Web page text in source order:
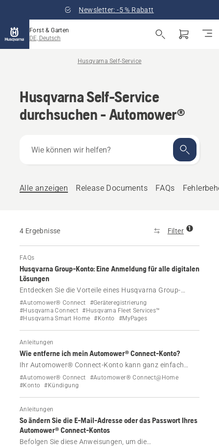
Newsletter: -5 % Rabatt
Forst & Garten
DE, Deutsch
Husqvarna Self-Service
Husqvarna Self-Service
durchsuchen - Automower®
können
Alle anzeigen
Release Documents FAQs
4 Ergebnisse Filter 1
FAQs
Husqvarna Group-Konto: Eine Anmeldung für alle digitalen
Lösungen
Entdecken Sie die Vorteile eines Husqvarna Group-
Kontos – von der Verwaltung Ihres Husqvarna
Automower® bis hin zum Zugriff auf Produktdetails
und Handbücher. Erfahren Sie, wie Sie Ihr Konto
erstellen und verwalten, um problemlos auf die digitalen
Lösungen von Husqvarna zugreifen zu können.
#Automower® Connect
#Geräteregistrierung
#Husqvarna Connect #Husqvarna Fleet Services™
#Husqvarna Smart Home
#Konto #MyPages
Anleitungen
Wie entferne ich mein Automower® Connect-Konto?
Ihr Automower® Connect-Konto kann ganz einfach
gelöscht werden. Hier erfahren Sie wie.
#Automower® Connect
#Automower® Connect@Home
#Konto
#Kündigung
Anleitungen
So ändern Sie die E-Mail-Adresse oder das Passwort Ihres
Automower® Connect-Kontos
Befolgen Sie diese Anweisungen, um die